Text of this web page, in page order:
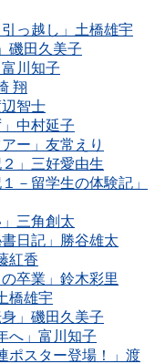
っ越し」土橋雄宇
磯田久美子
川知子
翔
智士
中村延子
ー」友常えり
」三好愛由生
－留学生の体験記」
三角創太
日記」勝谷雄太
紅香
卒業」鈴木彩里
橋雄宇
」磯田久美子
へ」富川知子
ポスター登場！」渡